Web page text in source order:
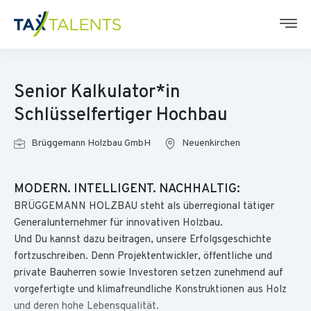
Senior Kalkulator*in
Schlüsselfertiger Hochbau
Brüggemann Holzbau GmbH Neuenkirchen
MODERN. INTELLIGENT. NACHHALTIG:
BRÜGGEMANN HOLZBAU steht als überregional tätiger
Generalunternehmer für innovativen Holzbau.
Und Du kannst dazu beitragen, unsere Erfolgsgeschichte
fortzuschreiben. Denn Projektentwickler, öffentliche und
private Bauherren sowie Investoren setzen zunehmend auf
vorgefertigte und klimafreundliche Konstruktionen aus Holz
und deren hohe Lebensqualität.